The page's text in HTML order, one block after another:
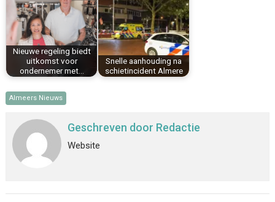
Nieuwe regeling biedt
uitkomst voor
ondernemer met…
Snelle aanhouding na
schietincident Almere
Almeers Nieuws
Geschreven door Redactie
Website